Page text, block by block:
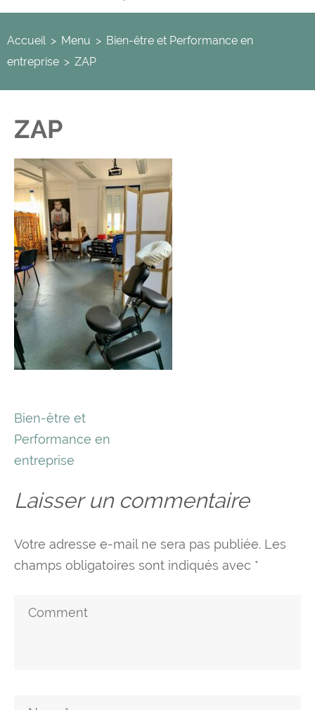
Accueil > Menu > Bien-être et Performance en
entreprise > ZAP
ZAP
Navigation
de
l’article
Bien-être et
Performance en
entreprise
Laisser un commentaire
Votre adresse e-mail ne sera pas publiée. Les
champs obligatoires sont indiqués avec *